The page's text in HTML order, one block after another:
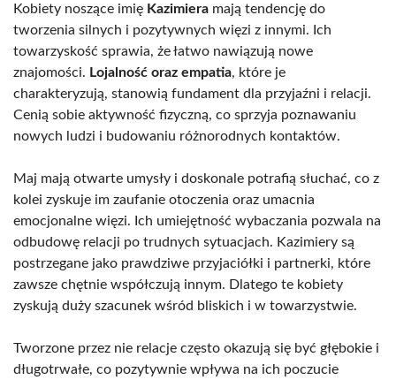
Kobiety noszące imię Kazimiera mają tendencję do
tworzenia silnych i pozytywnych więzi z innymi. Ich
towarzyskość sprawia, że łatwo nawiązują nowe
znajomości. Lojalność oraz empatia, które je
charakteryzują, stanowią fundament dla przyjaźni i relacji.
Cenią sobie aktywność fizyczną, co sprzyja poznawaniu
nowych ludzi i budowaniu różnorodnych kontaktów.
Maj mają otwarte umysły i doskonale potrafią słuchać, co z
kolei zyskuje im zaufanie otoczenia oraz umacnia
emocjonalne więzi. Ich umiejętność wybaczania pozwala na
odbudowę relacji po trudnych sytuacjach. Kazimiery są
postrzegane jako prawdziwe przyjaciółki i partnerki, które
zawsze chętnie współczują innym. Dlatego te kobiety
zyskują duży szacunek wśród bliskich i w towarzystwie.
Tworzone przez nie relacje często okazują się być głębokie i
długotrwałe, co pozytywnie wpływa na ich poczucie